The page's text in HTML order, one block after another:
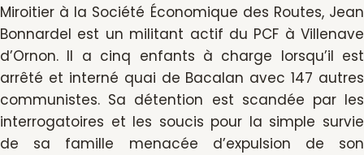
Miroitier à la Société Économique des Routes, Jean
Bonnardel est un militant actif du PCF à Villenave
d’Ornon. Il a cinq enfants à charge lorsqu’il est
arrêté et interné quai de Bacalan avec 147 autres
communistes. Sa détention est scandée par les
interrogatoires et les soucis pour la simple survie
de sa famille menacée d’expulsion de son